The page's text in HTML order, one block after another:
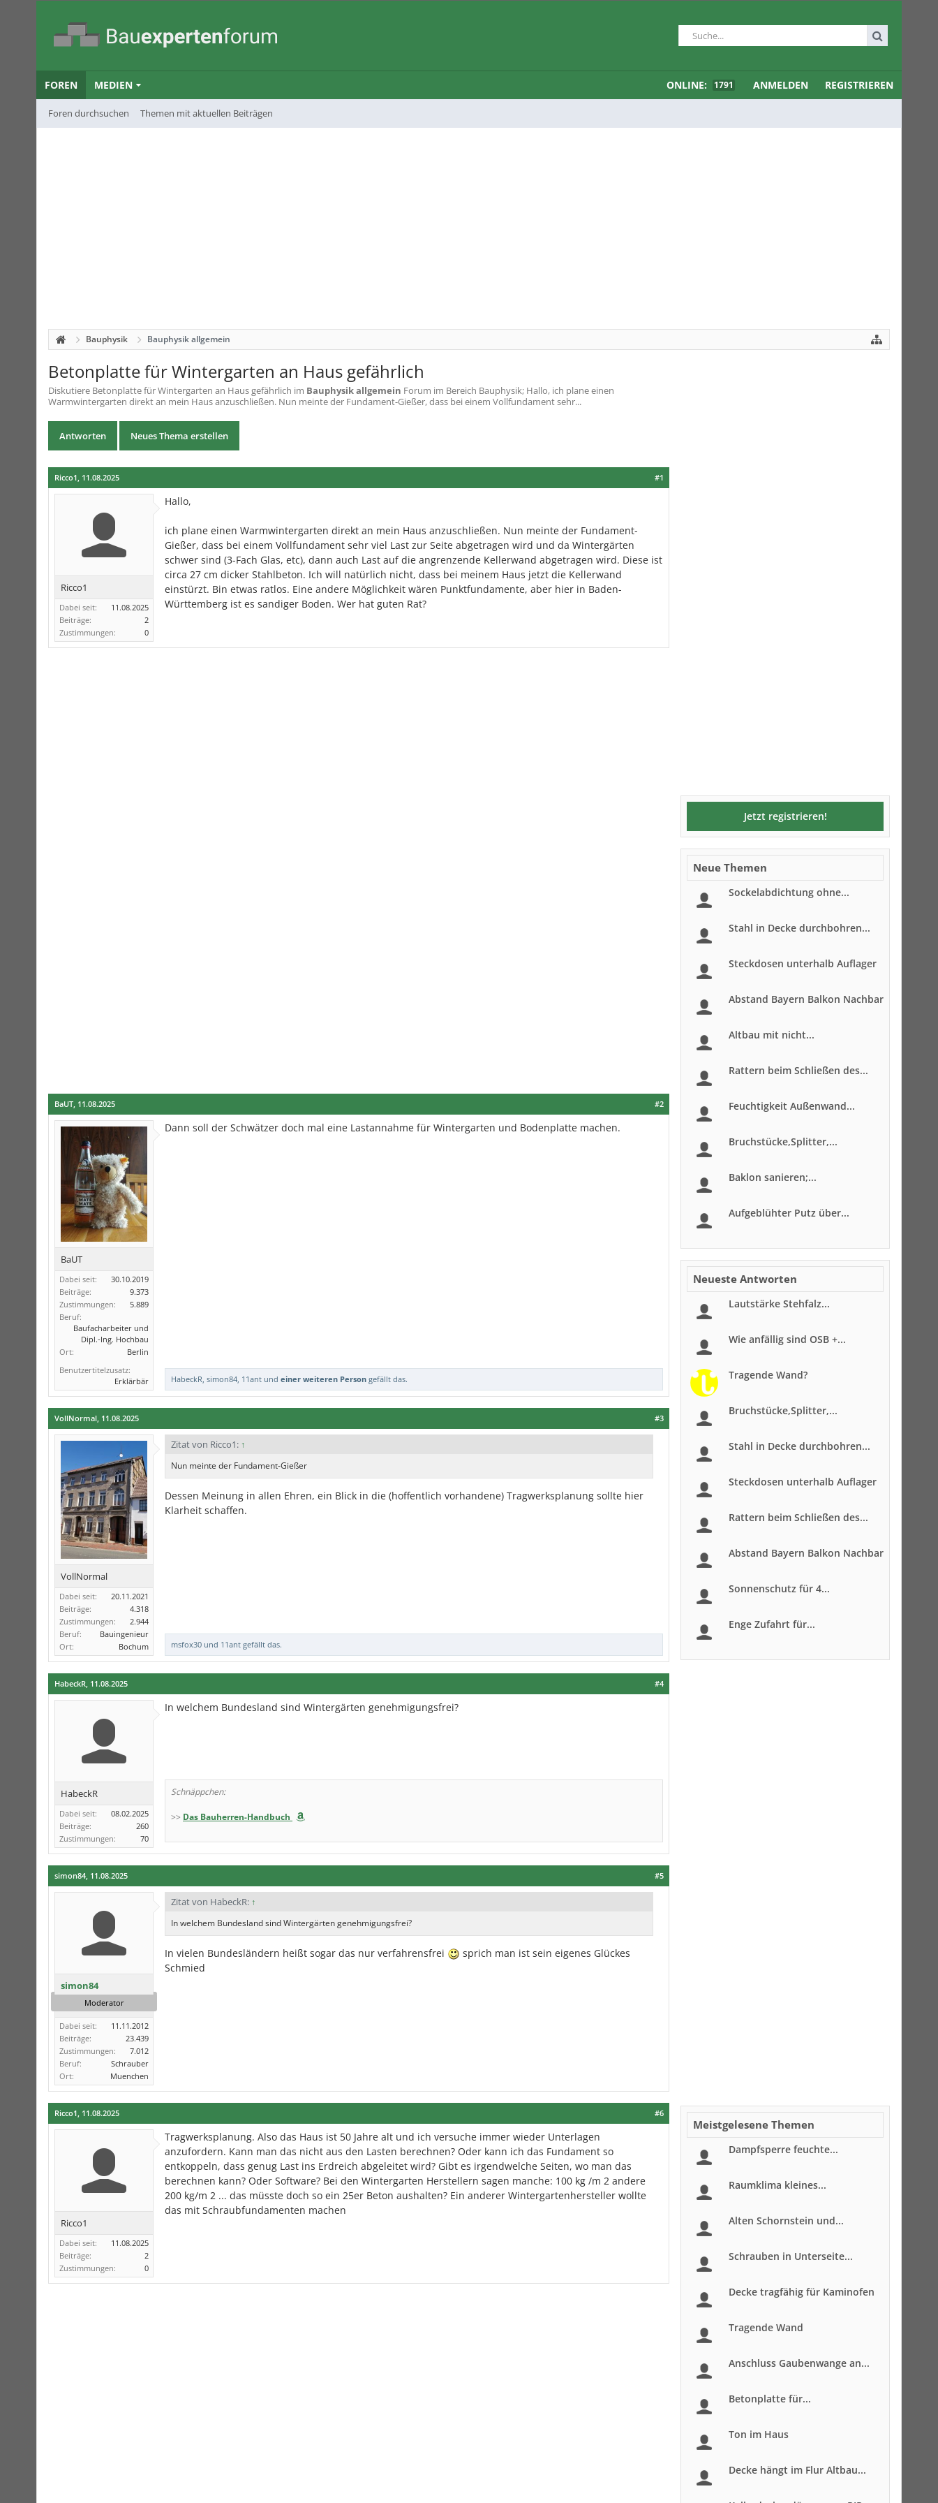
FOREN
Foren durchsuchen Themen mit aktuellen Beiträgen
MEDIEN ONLINE: 1791 ANMELDEN REGISTRIEREN
Bauphysik Bauphysik allgemein
Betonplatte für Wintergarten an Haus gefährlich
Diskutiere Betonplatte für Wintergarten an Haus gefährlich im Bauphysik allgemein Forum im Bereich Bauphysik; Hallo, ich plane einen
Warmwintergarten direkt an mein Haus anzuschließen. Nun meinte der Fundament-Gießer, dass bei einem Vollfundament sehr...
Antworten Neues Thema erstellen
#1
Ricco1, 11.08.2025
Ricco1
Dabei seit:
11.08.2025
Beiträge:
2
Zustimmungen:
0
Hallo,
ich plane einen Warmwintergarten direkt an mein Haus anzuschließen. Nun meinte der Fundament-
Gießer, dass bei einem Vollfundament sehr viel Last zur Seite abgetragen wird und da Wintergärten
schwer sind (3-Fach Glas, etc), dann auch Last auf die angrenzende Kellerwand abgetragen wird. Diese ist
circa 27 cm dicker Stahlbeton. Ich will natürlich nicht, dass bei meinem Haus jetzt die Kellerwand
einstürzt. Bin etwas ratlos. Eine andere Möglichkeit wären Punktfundamente, aber hier in Baden-
Württemberg ist es sandiger Boden. Wer hat guten Rat?
#2
BaUT, 11.08.2025
BaUT
Dabei seit:
30.10.2019
Beiträge:
9.373
Zustimmungen:
5.889
Beruf:
Baufacharbeiter und
Dipl.-Ing. Hochbau
Ort:
Berlin
Benutzertitelzusatz:
Erklärbär
Dann soll der Schwätzer doch mal eine Lastannahme für Wintergarten und Bodenplatte machen.
HabeckR, simon84, 11ant und einer weiteren Person gefällt das.
#3
VollNormal, 11.08.2025
VollNormal
Dabei seit:
20.11.2021
Beiträge:
4.318
Zustimmungen:
2.944
Beruf:
Bauingenieur
Ort:
Bochum
Zitat von Ricco1: ↑
Nun meinte der Fundament-Gießer
Dessen Meinung in allen Ehren, ein Blick in die (hoffentlich vorhandene) Tragwerksplanung sollte hier
Klarheit schaffen.
msfox30 und 11ant gefällt das.
#4
HabeckR 11.08.2025
HabeckR
Dabei seit:
08.02.2025
Beiträge:
260
Zustimmungen:
70
In welchem Bundesland sind Wintergärten genehmigungsfrei?
Schnäppchen:
>> Das Bauherren-Handbuch
#5
simon84 11.08.2025
simon84
Moderator
Dabei seit:
11.11.2012
Beiträge:
23.439
Zustimmungen:
7.012
Beruf:
Schrauber
Ort:
Muenchen
Zitat von HabeckR: ↑
In welchem Bundesland sind Wintergärten genehmigungsfrei?
In vielen Bundesländern heißt sogar das nur verfahrensfrei
sprich man ist sein eigenes Glückes
Schmied
#6
Ricco1 11.08.2025
Ricco1
Dabei seit:
11.08.2025
Beiträge:
2
Zustimmungen:
0
Tragwerksplanung. Also das Haus ist 50 Jahre alt und ich versuche immer wieder Unterlagen
anzufordern. Kann man das nicht aus den Lasten berechnen? Oder kann ich das Fundament so
entkoppeln, dass genug Last ins Erdreich abgeleitet wird? Gibt es irgendwelche Seiten, wo man das
berechnen kann? Oder Software? Bei den Wintergarten Herstellern sagen manche: 100 kg /m 2 andere
200 kg/m 2 ... das müsste doch so ein 25er Beton aushalten? Ein anderer Wintergartenhersteller wollte
das mit Schraubfundamenten machen
Jetzt registrieren!
Neue Themen
Sockelabdichtung ohne...
Stahl in Decke durchbohren...
Steckdosen unterhalb Auflager
Abstand Bayern Balkon Nachbar
Altbau mit nicht...
Rattern beim Schließen des...
Feuchtigkeit Außenwand...
Bruchstücke,Splitter,...
Baklon sanieren;...
Aufgeblühter Putz über...
Neueste Antworten
Lautstärke Stehfalz...
Wie anfällig sind OSB +...
Tragende Wand?
Bruchstücke,Splitter,...
Stahl in Decke durchbohren...
Steckdosen unterhalb Auflager
Rattern beim Schließen des...
Abstand Bayern Balkon Nachbar
Sonnenschutz für 4...
Enge Zufahrt für...
Meistgelesene Themen
Dampfsperre feuchte...
Raumklima kleines...
Alten Schornstein und...
Schrauben in Unterseite...
Decke tragfähig für Kaminofen
Tragende Wand
Anschluss Gaubenwange an...
Betonplatte für...
Ton im Haus
Decke hängt im Flur Altbau...